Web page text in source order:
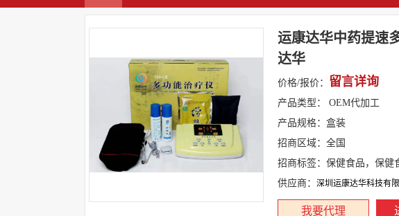
运康达华中药提速
达华
价格/报价： 留言详询
产品类型：
OEM代加工
产品规格： 盒装
招商区域： 全国
招商标签： 保健食品，保健
供应商： 深圳运康达华科技有
我要代理